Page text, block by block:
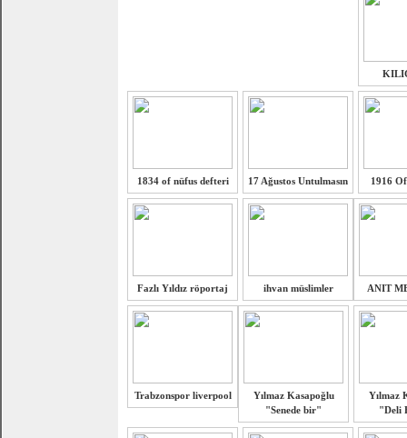
1834 of nüfus defteri 17 Ağustos Untulmasın 1916
Fazlı Yıldız röportaj ihvan müslimler ANIT
Trabzonspor liverpool
Yılmaz Kasapoğlu
"Senede bir"
Yılmaz
"Deli